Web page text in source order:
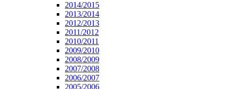
2014/2015
2013/2014
2012/2013
2011/2012
2010/2011
2009/2010
2008/2009
2007/2008
2006/2007
2005/2006